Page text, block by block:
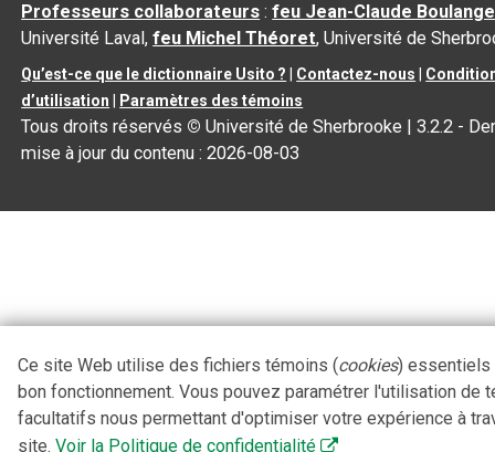
Professeurs collaborateurs :feu Jean-Claude
Université Laval,feu Michel Théoret, Université de
Qu’est-ce que le dictionnaire Usito ? Contactez-nous
d’utilisation
Paramètres des témoins
Tous droits réservés © Université de Sherbrooke |3.2.2 -
mise à jour du contenu :2026-08-03
Ce site Web utilise des fichiers témoins (cookies) essentiels
bon fonctionnement. Vous pouvez paramétrer l'utilisation de
facultatifs nous permettant d'optimiser votre expérience à
site. Voir la Politique de confidentialité